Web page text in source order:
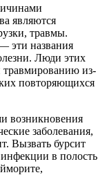
являются
травмы.
эти названия
Люди этих
травмированию из-
повторяющихся
возникновения
заболевания,
Вызвать бурсит
в полость